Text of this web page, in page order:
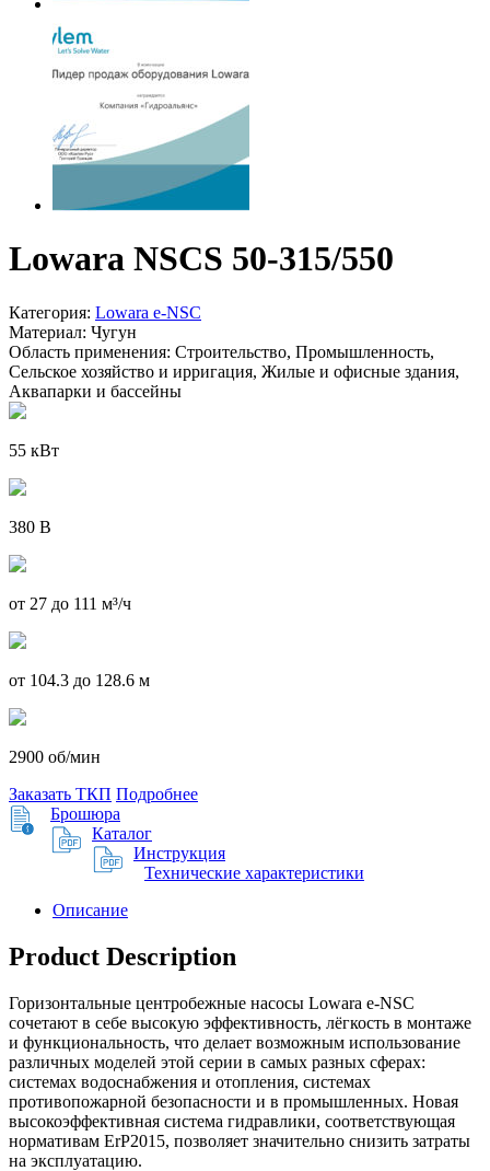
Lowara NSCS 50-315/550
Категория: Lowara e-NSC
Материал: Чугун
Область применения: Строительство, Промышленность,
Сельское хозяйство и ирригация, Жилые и офисные здания,
Аквапарки и бассейны
55 кВт
380 В
от 27 до 111 м³/ч
от 104.3 до 128.6 м
2900 об/мин
Заказать ТКП Подробнее
Брошюра
Каталог
Инструкция
Технические характеристики
Описание
Product Description
Горизонтальные центробежные насосы Lowara e-NSC
сочетают в себе высокую эффективность, лёгкость в монтаже
и функциональность, что делает возможным использование
различных моделей этой серии в самых разных сферах:
системах водоснабжения и отопления, системах
противопожарной безопасности и в промышленных. Новая
высокоэффективная система гидравлики, соответствующая
нормативам ErP2015, позволяет значительно снизить затраты
на эксплуатацию.